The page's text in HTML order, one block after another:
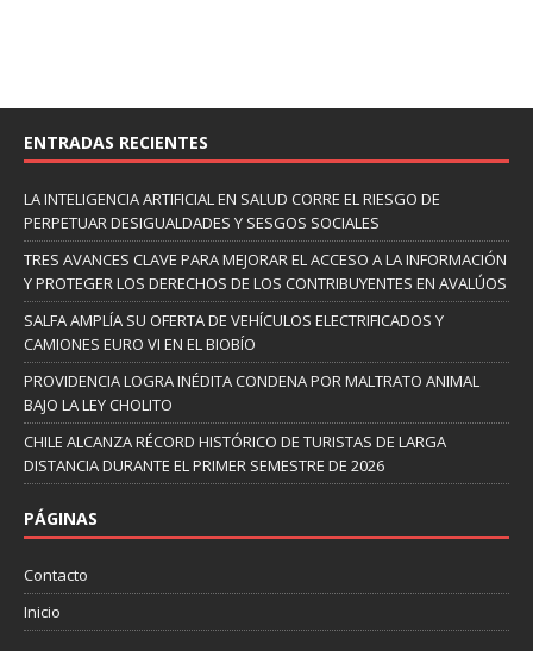
ENTRADAS RECIENTES
LA INTELIGENCIA ARTIFICIAL EN SALUD CORRE EL RIESGO DE
PERPETUAR DESIGUALDADES Y SESGOS SOCIALES
TRES AVANCES CLAVE PARA MEJORAR EL ACCESO A LA INFORMACIÓN
Y PROTEGER LOS DERECHOS DE LOS CONTRIBUYENTES EN AVALÚOS
SALFA AMPLÍA SU OFERTA DE VEHÍCULOS ELECTRIFICADOS Y
CAMIONES EURO VI EN EL BIOBÍO
PROVIDENCIA LOGRA INÉDITA CONDENA POR MALTRATO ANIMAL
BAJO LA LEY CHOLITO
CHILE ALCANZA RÉCORD HISTÓRICO DE TURISTAS DE LARGA
DISTANCIA DURANTE EL PRIMER SEMESTRE DE 2026
PÁGINAS
Contacto
Inicio